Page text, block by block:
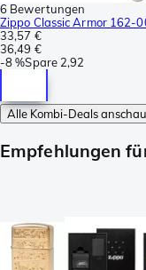
6 Bewertungen
Zippo Classic Armor 162-
33,57 €
36,49 €
-8 %Spare 2,92
Alle Kombi-Deals
Empfehlungen